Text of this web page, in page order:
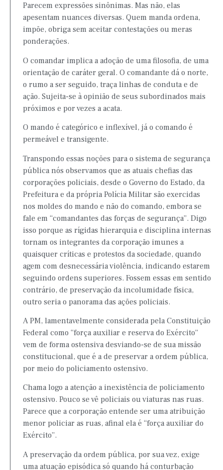
Parecem expressões sinônimas. Mas não, elas
apesentam nuances diversas. Quem manda ordena,
impõe, obriga sem aceitar contestações ou meras
ponderações.
O comandar implica a adoção de uma filosofia, de uma
orientação de caráter geral. O comandante dá o norte,
o rumo a ser seguido, traça linhas de conduta e de
ação. Sujeita-se à opinião de seus subordinados mais
próximos e por vezes a acata.
O mando é categórico e inflexível, já o comando é
permeável e transigente.
Transpondo essas noções para o sistema de segurança
pública nós observamos que as atuais chefias das
corporações policiais, desde o Governo do Estado, da
Prefeitura e da própria Polícia Militar são exercidas
nos moldes do mando e não do comando, embora se
fale em “comandantes das forças de segurança”. Digo
isso porque as rígidas hierarquia e disciplina internas
tornam os integrantes da corporação imunes a
quaisquer críticas e protestos da sociedade, quando
agem com desnecessária violência, indicando estarem
seguindo ordens superiores. Fossem essas em sentido
contrário, de preservação da incolumidade física,
outro seria o panorama das ações policiais.
A PM, lamentavelmente considerada pela Constituição
Federal como “força auxiliar e reserva do Exército”
vem de forma ostensiva desviando-se de sua missão
constitucional, que é a de preservar a ordem pública,
por meio do policiamento ostensivo.
Chama logo a atenção a inexistência de policiamento
ostensivo. Pouco se vê policiais ou viaturas nas ruas.
Parece que a corporação entende ser uma atribuição
menor policiar as ruas, afinal ela é “força auxiliar do
Exército”.
A preservação da ordem pública, por sua vez, exige
uma atuação episódica só quando há conturbação